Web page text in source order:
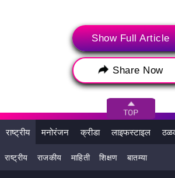
संबंधित बातम्या
Show Full Article
Share Now
राष्ट्रीय मनोरंजन क्रीडा लाइफस्टाइल
राष्ट्रीय राजकीय माहिती शिक्षण बातम्या